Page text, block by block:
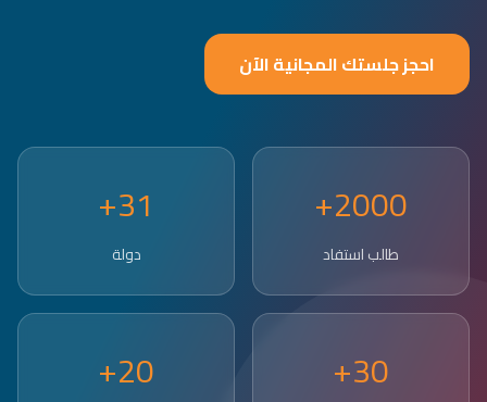
احجز جلستك المجانية الآن
2000+
طالب استفاد
31+
دولة
30+
20+